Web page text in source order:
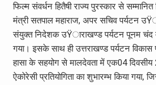
फिल्म संवर्धन हितैषी राज्य पुरस्कार से
मंत्री सतपाल महाराज, अपर सचिव पर्यटन
संयुक्त निदेशक उŸाराखण्ड पर्यटन पूनम चंद
गया। इसके साथ ही उत्तराखण्ड पर्यटन विकास
हासा के सहयोग से मालदेवता में एक04 दिवसीय
ऐकोरेसी प्रतियोगिता का शुभारम्भ किया गया,